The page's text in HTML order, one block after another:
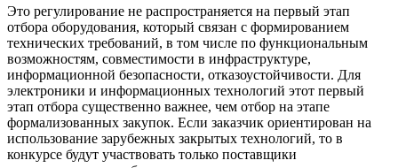
Это регулирование не распространяется на первый этап
отбора оборудования, который связан с формированием
технических требований, в том числе по функциональным
возможностям, совместимости в инфраструктуре,
информационной безопасности, отказоустойчивости. Для
электроники и информационных технологий этот первый
этап отбора существенно важнее, чем отбор на этапе
формализованных закупок. Если заказчик ориентирован на
использование зарубежных закрытых технологий, то в
конкурсе будут участвовать только поставщики